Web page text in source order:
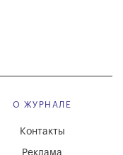
О ЖУРНАЛЕ
Контакты